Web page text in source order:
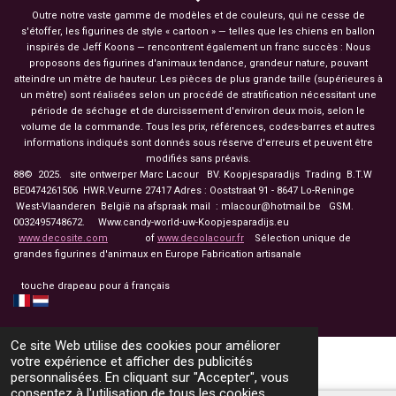
Ce site Web utilise des cookies pour améliorer
votre expérience et afficher des publicités
personnalisées. En cliquant sur "Accepter", vous
Outre notre vaste gamme de modèles et de couleurs, qui ne cesse de
s'étoffer, les figurines de style « cartoon » — telles que les chiens en ballon
inspirés de Jeff Koons — rencontrent également un franc succès : Nous
proposons des figurines d'animaux tendance, grandeur nature, pouvant
atteindre un mètre de hauteur. Les pièces de plus grande taille (supérieures à
un mètre) sont réalisées selon un procédé de stratification nécessitant une
période de séchage et de durcissement d'environ deux mois, selon le
volume de la commande. Tous les prix, références, codes-barres et autres
informations indiqués sont donnés sous réserve d'erreurs et peuvent être
modifiés sans préavis.
88© 2025. site ontwerper Marc Lacour BV. Koopjesparadijs Trading
B.T.W
BE0474261506 HWR.Veurne 27417 Adres : Ooststraat 91 - 8647 Lo-Reninge
West-Vlaanderen België na afspraak mail : mlacour@hotmail.be GSM.
0032495748672. Www.candy-world-uw-Koopjesparadijs.eu
www.decosite.com of www.decolacour.fr Sélection unique de
grandes figurines d'animaux en Europe Fabrication artisanale
touche drapeau pour á français